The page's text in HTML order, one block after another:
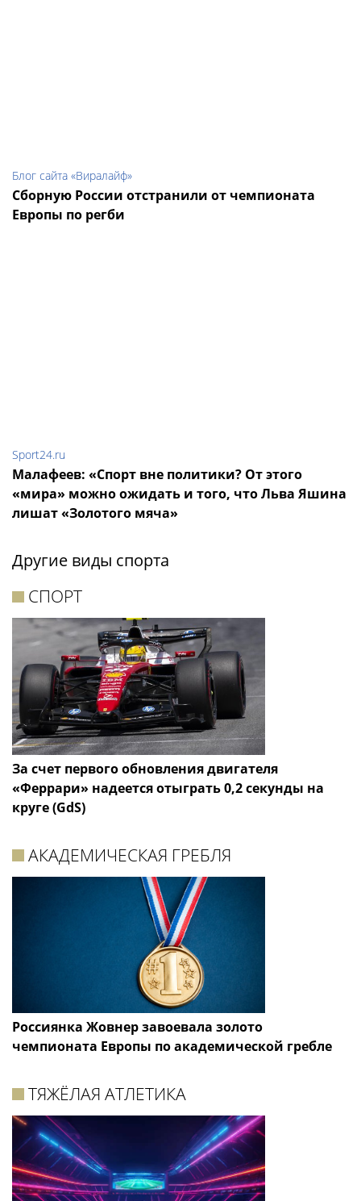
Блог сайта «Виралайф»
Сборную России отстранили от чемпионата
Европы по регби
Sport24.ru
Малафеев: «Спорт вне политики? От этого
«мира» можно ожидать и того, что Льва Яшина
лишат «Золотого мяча»
Другие виды спорта
СПОРТ
За счет первого обновления двигателя
«Феррари» надеется отыграть 0,2 секунды на
круге (GdS)
АКАДЕМИЧЕСКАЯ ГРЕБЛЯ
Россиянка Жовнер завоевала золото
чемпионата Европы по академической гребле
ТЯЖЁЛАЯ АТЛЕТИКА